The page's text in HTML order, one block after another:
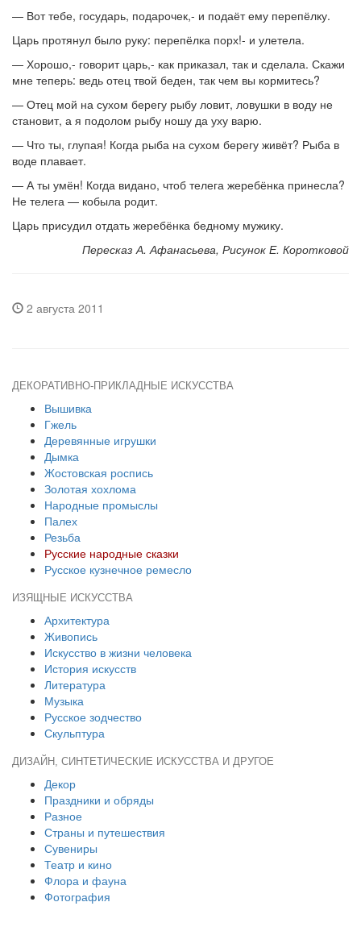
— Вот тебе, государь, подарочек,- и подаёт ему перепёлку.
Царь протянул было руку: перепёлка порх!- и улетела.
— Хорошо,- говорит царь,- как приказал, так и сделала. Скажи
мне теперь: ведь отец твой беден, так чем вы кормитесь?
— Отец мой на сухом берегу рыбу ловит, ловушки в воду не
становит, а я подолом рыбу ношу да уху варю.
— Что ты, глупая! Когда рыба на сухом берегу живёт? Рыба в
воде плавает.
— А ты умён! Когда видано, чтоб телега жеребёнка принесла?
Не телега — кобыла родит.
Царь присудил отдать жеребёнка бедному мужику.
Пересказ А. Афанасьева, Рисунок Е. Коротковой
2 августа 2011
ДЕКОРАТИВНО-ПРИКЛАДНЫЕ ИСКУССТВА
Вышивка
Гжель
Деревянные игрушки
Дымка
Жостовская роспись
Золотая хохлома
Народные промыслы
Палех
Резьба
Русские народные сказки
Русское кузнечное ремесло
ИЗЯЩНЫЕ ИСКУССТВА
Архитектура
Живопись
Искусство в жизни человека
История искусств
Литература
Музыка
Русское зодчество
Скульптура
ДИЗАЙН, СИНТЕТИЧЕСКИЕ ИСКУССТВА И ДРУГОЕ
Декор
Праздники и обряды
Разное
Страны и путешествия
Сувениры
Театр и кино
Флора и фауна
Фотография